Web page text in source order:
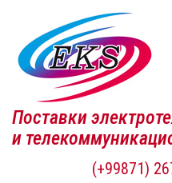
Поставки
и
(+99871)